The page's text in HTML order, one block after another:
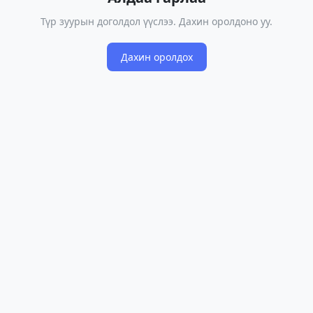
Түр зуурын доголдол үүслээ. Дахин оролдоно уу.
Дахин оролдох